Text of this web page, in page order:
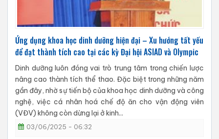
Ứng dụng khoa học dinh dưỡng hiện đại – Xu hướng tất yếu
để đạt thành tích cao tại các kỳ Đại hội ASIAD và Olympic
Dinh dưỡng luôn đóng vai trò trung tâm trong chiến lược
nâng cao thành tích thể thao. Đặc biệt trong những năm
gần đây, nhờ sự tiến bộ của khoa học dinh dưỡng và công
nghệ, việc cá nhân hoá chế độ ăn cho vận động viên
(VĐV) không còn dừng lại ở kinh...
03/06/2025 - 06:32